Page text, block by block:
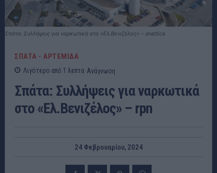
Σπάτα: Συλλήψεις για ναρκωτικά στο «Ελ.Βενιζέλος» – anattica
ΣΠΑΤΑ - ΑΡΤΕΜΙΔΑ
Λιγότερο από 1 λεπτα Ανάγνωση
Σπάτα: Συλλήψεις για ναρκωτικά
στο «Ελ.Βενιζέλος» – rpn
24 Φεβρουαρίου, 2024